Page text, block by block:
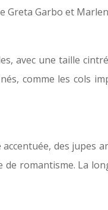
Greta Garbo et
avec une taille
comme les cols
des jupes
romantisme. La